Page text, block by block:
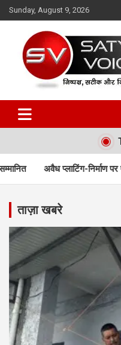
Skip
to
Sunday, August 9, 2026
Satya Voice
पर एमडीडीए की बड़ी
ताज़ा खबरे